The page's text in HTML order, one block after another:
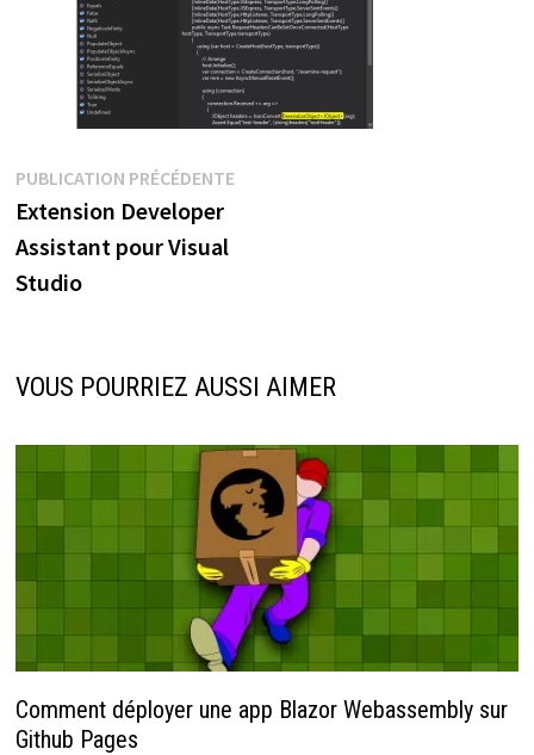
Navigation
de
l’article
PUBLICATION PRÉCÉDENTEPublication
Extension Developer
Assistant pour Visual
Studio
VOUS POURRIEZ AUSSI AIMER
Comment déployer une app Blazor Webassembly sur
Github Pages